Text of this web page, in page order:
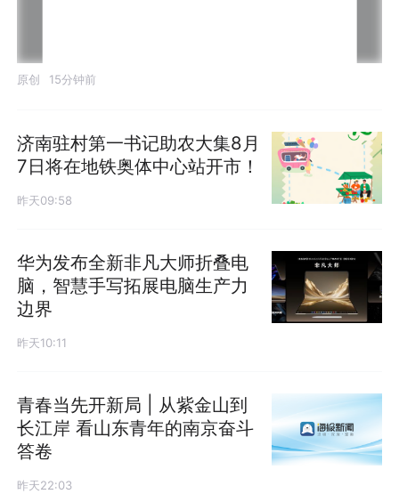
原创 15分钟前
济南驻村第一书记助农大集8月
7日将在地铁奥体中心站开市！
昨天09:58
华为发布全新非凡大师折叠电
脑，智慧手写拓展电脑生产力
边界
昨天10:11
青春当先开新局 | 从紫金山到
长江岸 看山东青年的南京奋斗
答卷
昨天22:03